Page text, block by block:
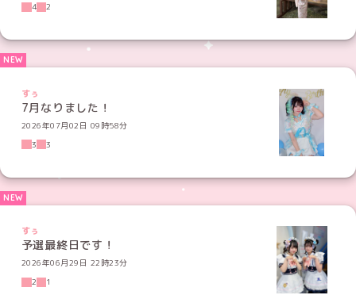
4
2
すぅ
7月なりました！
2026年07月02日 09時58分
3
3
すぅ
予選最終日です！
2026年06月29日 22時23分
2
1